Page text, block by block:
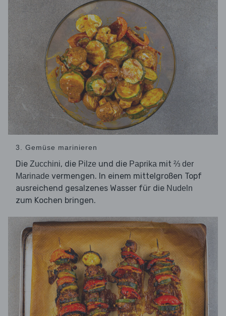
3. Gemüse marinieren
Die Zucchini, die Pilze und die Paprika mit ⅔ der
Marinade vermengen. In einem mittelgroßen Topf
ausreichend gesalzenes Wasser für die Nudeln
zum Kochen bringen.